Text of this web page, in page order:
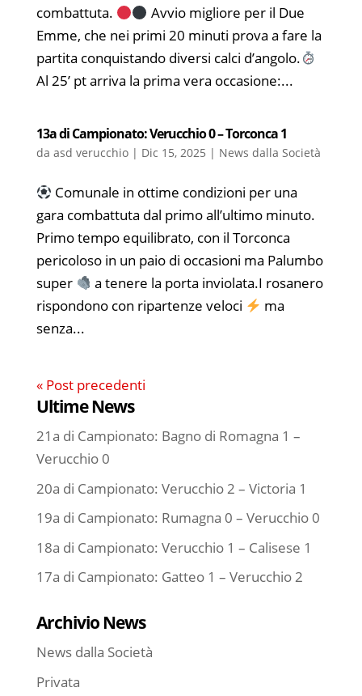
combattuta.
Avvio migliore per il Due
Emme, che nei primi 20 minuti prova a fare la
partita conquistando diversi calci d’angolo.
Al 25’ pt arriva la prima vera occasione:...
13a di Campionato: Verucchio 0 – Torconca 1
da asd verucchio| Dic 15, 2025 | News dalla Società
Comunale in ottime condizioni per una
gara combattuta dal primo all’ultimo minuto.
Primo tempo equilibrato, con il Torconca
pericoloso in un paio di occasioni ma Palumbo
super
a tenere la porta inviolata.I rosanero
rispondono con ripartenze veloci
ma
senza...
« Post precedenti
Ultime News
21a di Campionato: Bagno di Romagna 1 –
Verucchio 0
20a di Campionato: Verucchio 2 – Victoria 1
19a di Campionato: Rumagna 0 – Verucchio 0
18a di Campionato: Verucchio 1 – Calisese 1
17a di Campionato: Gatteo 1 – Verucchio 2
Archivio News
News dalla Società
Privata